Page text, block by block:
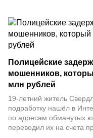
Полицейские
мошенников,
млн рублей
19-летний житель
подработку нашёл в
по адресам обманутых
переводил их на счета